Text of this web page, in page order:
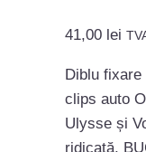
41,00 lei
Diblu fixare
clips auto
Ulysse și
ridicată,